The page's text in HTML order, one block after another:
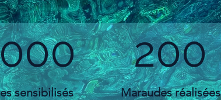
200
sensibilisés Maraudes réalisées